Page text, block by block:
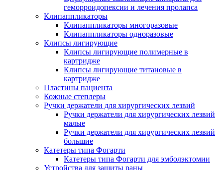
геморроидопексии и лечения пролапса
Клипаппликаторы
Клипаппликаторы многоразовые
Клипаппликаторы одноразовые
Клипсы лигирующие
Клипсы лигирующие полимерные в
картридже
Клипсы лигирующие титановые в
картридже
Пластины пациента
Кожные степлеры
Ручки держатели для хирургических лезвий
Ручки держатели для хирургических лезвий
малые
Ручки держатели для хирургических лезвий
большие
Катетеры типа Фогарти
Катетеры типа Фогарти для эмболэктомии
Устройства для защиты раны